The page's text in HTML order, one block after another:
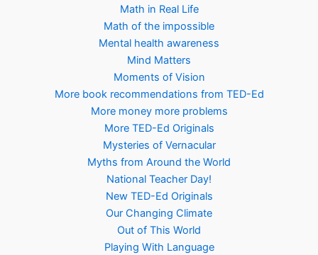
Math in Real Life
Math of the impossible
Mental health awareness
Mind Matters
Moments of Vision
More book recommendations from TED-Ed
More money more problems
More TED-Ed Originals
Mysteries of Vernacular
Myths from Around the World
National Teacher Day!
New TED-Ed Originals
Our Changing Climate
Out of This World
Playing With Language